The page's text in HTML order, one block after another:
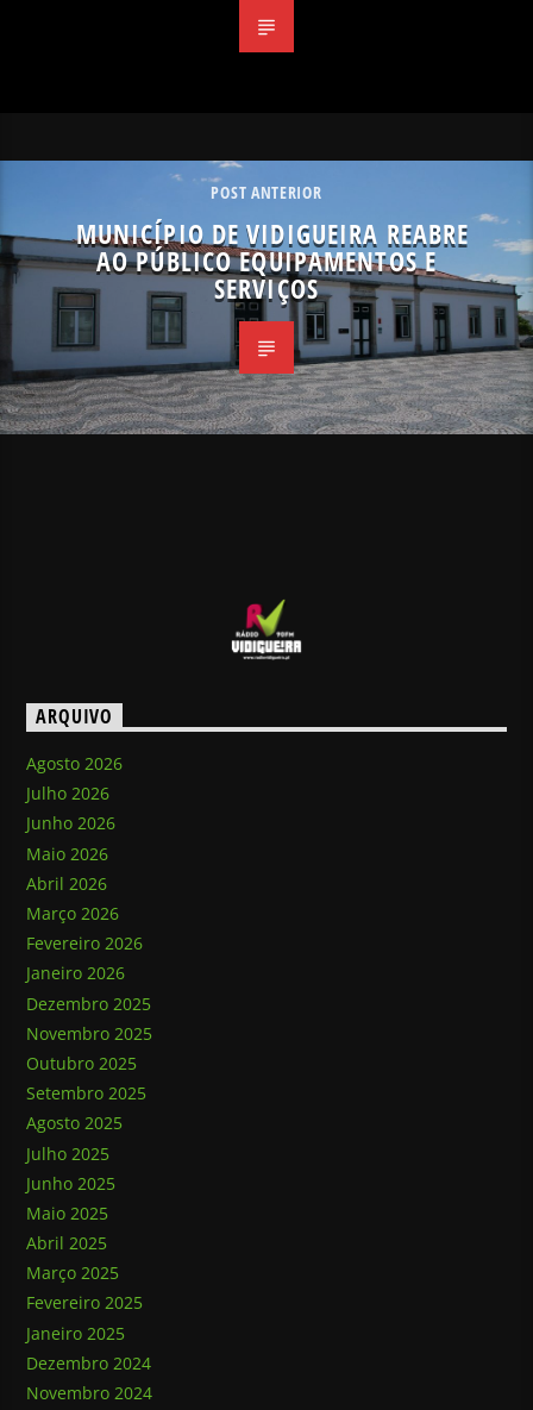
POST ANTERIOR
MUNICÍPIO DE VIDIGUEIRA REABRE
AO PÚBLICO EQUIPAMENTOS E
SERVIÇOS
ARQUIVO
Agosto 2026
Julho 2026
Junho 2026
Maio 2026
Abril 2026
Março 2026
Fevereiro 2026
Janeiro 2026
Dezembro 2025
Novembro 2025
Outubro 2025
Setembro 2025
Agosto 2025
Julho 2025
Junho 2025
Maio 2025
Abril 2025
Março 2025
Fevereiro 2025
Janeiro 2025
Dezembro 2024
Novembro 2024